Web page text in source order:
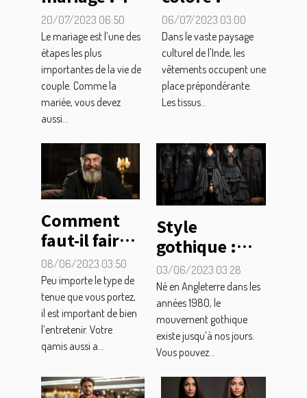
conseils
pour bien
choisir le
costume
parfait pour
le marié
20/07/2023 06:50
Le mariage est l’une des
étapes les plus
importantes de la vie de
couple. Comme la
mariée, vous devez
aussi...
Explorez la
richesse des
vêtements
indiens
06/07/2023 03:00
Dans le vaste paysage
culturel de l'Inde, les
vêtements occupent une
place prépondérante.
Les tissus...
Comment
faut-il faire
pour
entretenir
son qamis ?
08/06/2023 03:50
Peu importe le type de
tenue que vous portez,
il est important de bien
l’entretenir. Votre
qamis aussi a...
Style
gothique :
Comment
bien faire vos
choix pour
faire la
différence
avec le look
vestimentaire
03/06/2023 03:28
Né en Angleterre dans les
années 1980, le
mouvement gothique
existe jusqu’à nos jours.
Vous pouvez...